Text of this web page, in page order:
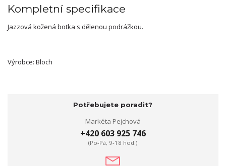
Kompletní specifikace
Jazzová kožená botka s dělenou podrážkou.
Výrobce: Bloch
Potřebujete poradit?
Markéta Pejchová
+420 603 925 746
(Po-Pá, 9-18 hod.)